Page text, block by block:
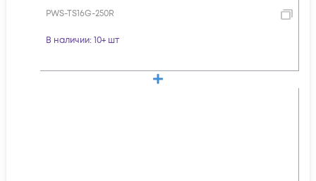
PWS-TS16G-250R
В наличии: 10+ шт